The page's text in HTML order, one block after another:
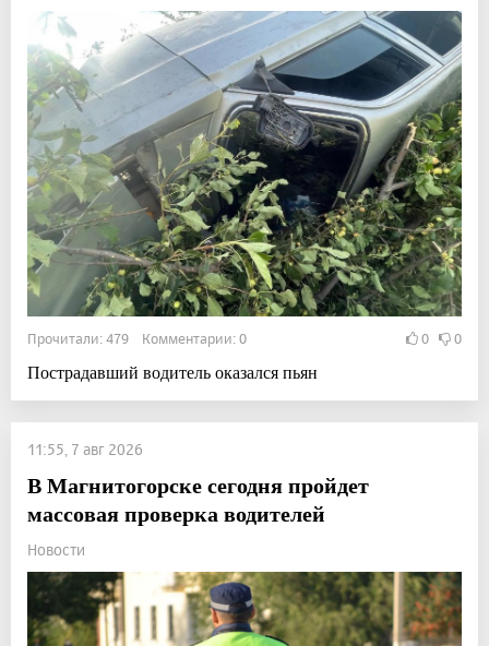
Прочитали: 479 Комментарии: 0 0 0
Пострадавший водитель оказался пьян
11:55, 7 авг 2026
В Магнитогорске сегодня пройдет
массовая проверка водителей
Новости